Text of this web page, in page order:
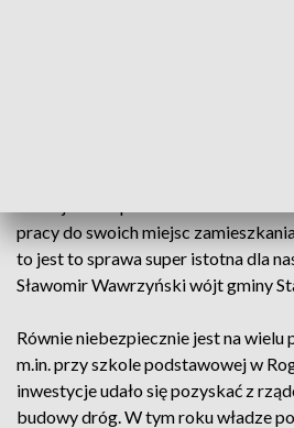
pracy do swoich miejsc
to jest to sprawa super istotna dla
Sławomir Wawrzyński wójt gminy
Równie niebezpiecznie jest na wielu
m.in. przy szkole podstawowej w
inwestycje udało się pozyskać z
budowy dróg. W tym roku władze